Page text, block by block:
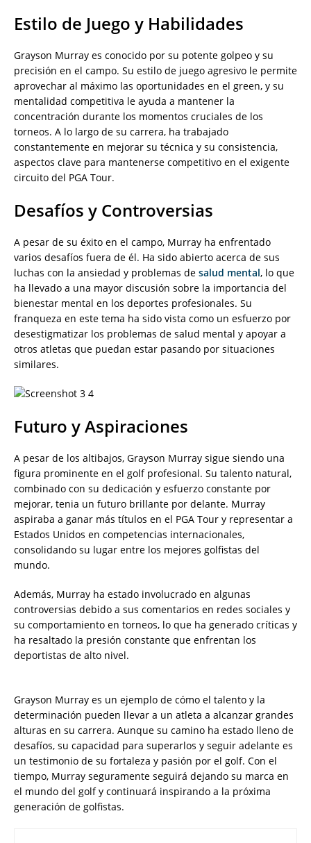
Estilo de Juego y Habilidades
Grayson Murray es conocido por su potente golpeo y su
precisión en el campo. Su estilo de juego agresivo le permite
aprovechar al máximo las oportunidades en el green, y su
mentalidad competitiva le ayuda a mantener la
concentración durante los momentos cruciales de los
torneos. A lo largo de su carrera, ha trabajado
constantemente en mejorar su técnica y su consistencia,
aspectos clave para mantenerse competitivo en el exigente
circuito del PGA Tour.
Desafíos y Controversias
A pesar de su éxito en el campo, Murray ha enfrentado
varios desafíos fuera de él. Ha sido abierto acerca de sus
luchas con la ansiedad y problemas de salud mental, lo que
ha llevado a una mayor discusión sobre la importancia del
bienestar mental en los deportes profesionales. Su
franqueza en este tema ha sido vista como un esfuerzo por
desestigmatizar los problemas de salud mental y apoyar a
otros atletas que puedan estar pasando por situaciones
similares.
Futuro y Aspiraciones
A pesar de los altibajos, Grayson Murray sigue siendo una
figura prominente en el golf profesional. Su talento natural,
combinado con su dedicación y esfuerzo constante por
mejorar, tenia un futuro brillante por delante. Murray
aspiraba a ganar más títulos en el PGA Tour y representar a
Estados Unidos en competencias internacionales,
consolidando su lugar entre los mejores golfistas del
mundo.
Además, Murray ha estado involucrado en algunas
controversias debido a sus comentarios en redes sociales y
su comportamiento en torneos, lo que ha generado críticas y
ha resaltado la presión constante que enfrentan los
deportistas de alto nivel.
Grayson Murray es un ejemplo de cómo el talento y la
determinación pueden llevar a un atleta a alcanzar grandes
alturas en su carrera. Aunque su camino ha estado lleno de
desafíos, su capacidad para superarlos y seguir adelante es
un testimonio de su fortaleza y pasión por el golf. Con el
tiempo, Murray seguramente seguirá dejando su marca en
el mundo del golf y continuará inspirando a la próxima
generación de golfistas.